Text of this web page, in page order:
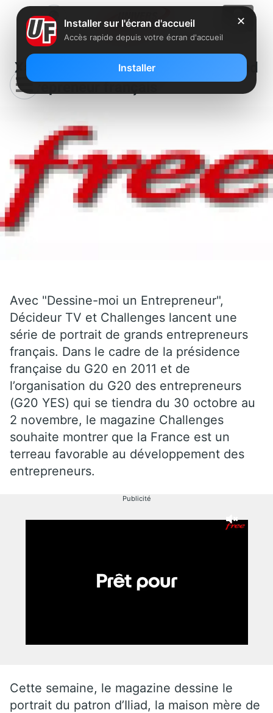
Xavier Niel : portrait d’un grand
entrepreneur français
Avec "Dessine-moi un Entrepreneur",
Décideur TV et Challenges lancent une
série de portrait de grands entrepreneurs
français. Dans le cadre de la présidence
française du G20 en 2011 et de
l’organisation du G20 des entrepreneurs
(G20 YES) qui se tiendra du 30 octobre au
2 novembre, le magazine Challenges
souhaite montrer que la France est un
terreau favorable au développement des
entrepreneurs.
Publicité
Cette semaine, le magazine dessine le
portrait du patron d’Iliad, la maison mère de
✕
Installer sur l'écran d'accueil
Accès rapide depuis votre écran d'accueil
Installer